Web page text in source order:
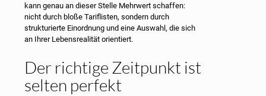
kann genau an dieser Stelle Mehrwert schaffen:
nicht durch bloße Tariflisten, sondern durch
strukturierte Einordnung und eine Auswahl, die sich
an Ihrer Lebensrealität orientiert.
Der richtige Zeitpunkt ist
selten perfekt